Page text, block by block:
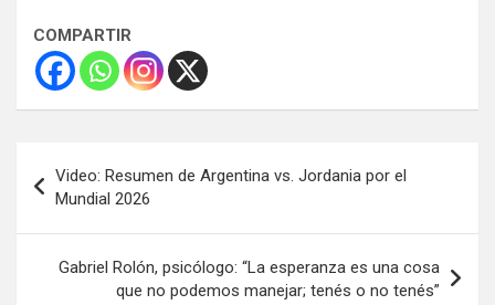
COMPARTIR
de
entradas
Video: Resumen de Argentina vs. Jordania por el
Mundial 2026
Gabriel Rolón, psicólogo: “La esperanza es una cosa
que no podemos manejar; tenés o no tenés”